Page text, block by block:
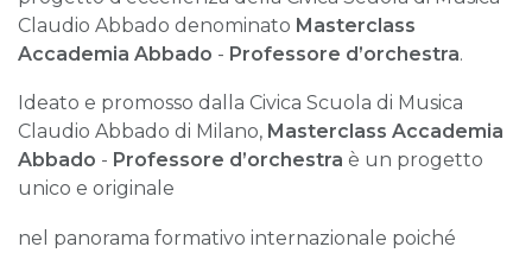
Claudio Abbado denominato Masterclass
Accademia Abbado - Professore d’orchestra.
Ideato e promosso dalla Civica Scuola di Musica
Claudio Abbado di Milano, Masterclass Accademia
Abbado - Professore d’orchestra è un progetto
unico e originale
nel panorama formativo internazionale poiché